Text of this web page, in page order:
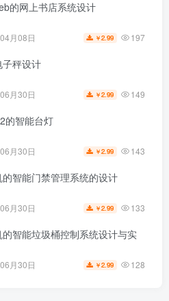
的网上书店系统设计
月08日 ￥2.99 197
子秤设计
月30日 ￥2.99 149
的智能台灯
月30日 ￥2.99 143
智能门禁管理系统的设计
月30日 ￥2.99 133
智能垃圾桶控制系统设计与实
月30日 ￥2.99 128